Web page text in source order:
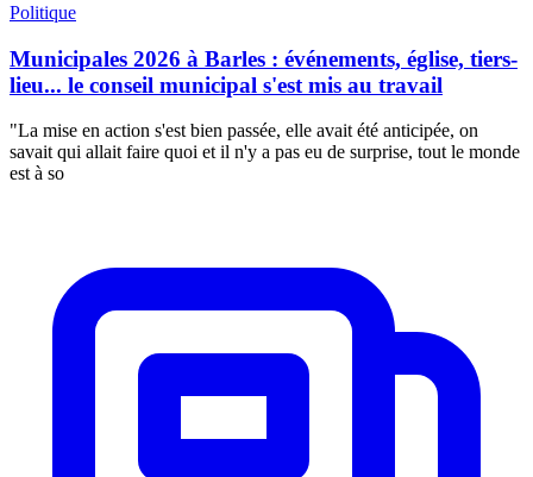
Politique
Municipales 2026 à Barles : événements, église, tiers-
lieu... le conseil municipal s'est mis au travail
"La mise en action s'est bien passée, elle avait été anticipée, on
savait qui allait faire quoi et il n'y a pas eu de surprise, tout le monde
est à so